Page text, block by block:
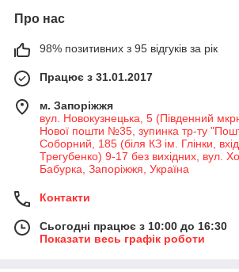
Про нас
98% позитивних з 95 відгуків за рік
Працює з 31.01.2017
м. Запоріжжя
вул. Новокузнецька, 5 (Південний
Нової пошти №35, зупинка тр-ту
Соборний, 185 (біля КЗ ім. Глінки,
Трегубенко) 9-17 без вихідних, вул.
Бабурка, Запоріжжя, Україна
Контакти
Сьогодні працює з 10:00 до 16:30
Показати весь графік роботи